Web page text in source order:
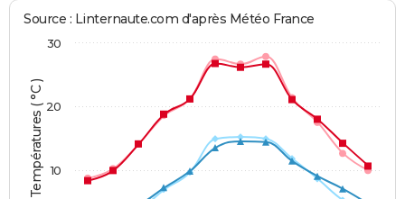
Températures ( °C )
Source : Linternaute.com d'après Météo France
10
20
30